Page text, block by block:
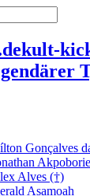
kult-
Gonçalves
Akpoborie
Alves (†)
Asamoah